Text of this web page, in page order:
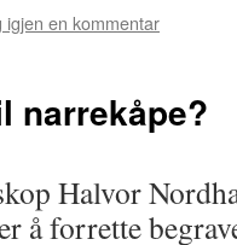
igjen en kommentar
narrekåpe?
Halvor
å forrette